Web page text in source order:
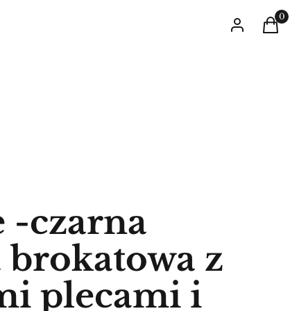
Zaloguj się
-czarna
z
plecami i